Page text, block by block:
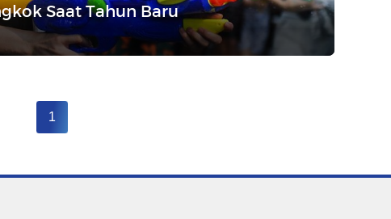
Saat Tahun Baru
1